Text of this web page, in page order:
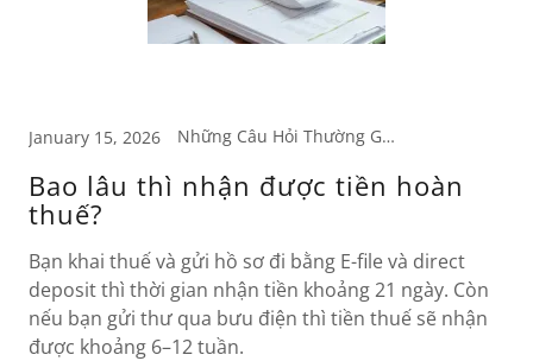
January 15, 2026 Những Câu Hỏi Thường Gặp
Bao lâu thì nhận được tiền hoàn
thuế?
Bạn khai thuế và gửi hồ sơ đi bằng E-file và direct
deposit thì thời gian nhận tiền khoảng 21 ngày. Còn
nếu bạn gửi thư qua bưu điện thì tiền thuế sẽ nhận
được khoảng 6–12 tuần.